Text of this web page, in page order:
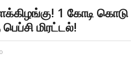
1 கோடி கொடு
மிரட்டல்!